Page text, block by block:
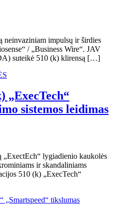
neinvaziniam impulsų ir širdies
/ „Business Wire“. JAV
suteikė 510 (k) klirensą […]
„ExecTech“
sistemos leidimas
lygiadienio kaukolės
ir skandaliniams
510 (k) „ExecTech“